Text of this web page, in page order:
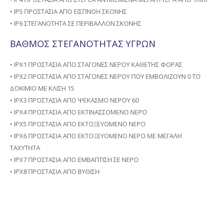
• IP5 ΠΡΟΣΤΑΣΙΑ ΑΠΟ ΕΙΣΠΝΟΗ ΣΚΟΝΗΣ
• IP6 ΣΤΕΓΑΝΟΤΗΤΑ ΣΕ ΠΕΡΙΒΑΛΛΟΝ ΣΚΟΝΗΣ
ΒΑΘΜΟΣ ΣΤΕΓΑΝΟΤΗΤΑΣ ΥΓΡΩΝ
• IPX1 ΠΡΟΣΤΑΣΙΑ ΑΠΟ ΣΤΑΓΟΝΕΣ ΝΕΡΟΥ ΚΑΘΕΤΗΣ ΦΟΡΑΣ
• IPX2 ΠΡΟΣΤΑΣΙΑ ΑΠΟ ΣΤΑΓΟΝΕΣ ΝΕΡΟΥ ΠΟΥ ΕΜΒΟΛΙΖΟΥΝ 0 ΤΟ
ΔΟΚΙΜΙΟ ΜΕ ΚΛΙΣΗ 15
• IPX3 ΠΡΟΣΤΑΣΙΑ ΑΠΟ ΨΕΚΑΣΜΟ ΝΕΡΟΥ 60
• IPX4 ΠΡΟΣΤΑΣΙΑ ΑΠΟ ΕΚΤΙΝΑΣΣΟΜΕΝΟ ΝΕΡΟ
• IPX5 ΠΡΟΣΤΑΣΙΑ ΑΠΟ ΕΚΤΟΞΕΥΟΜΕΝΟ ΝΕΡΟ
• IPX6 ΠΡΟΣΤΑΣΙΑ ΑΠΟ ΕΚΤΟΞΕΥΟΜΕΝΟ ΝΕΡΟ ΜΕ ΜΕΓΑΛΗ
ΤΑΧΥΤΗΤΑ
• IPX7 ΠΡΟΣΤΑΣΙΑ ΑΠΟ ΕΜΒΑΠΤΙΣΗ ΣΕ ΝΕΡΟ
• IPX8 ΠΡΟΣΤΑΣΙΑ ΑΠΟ ΒΥΘΙΣΗ